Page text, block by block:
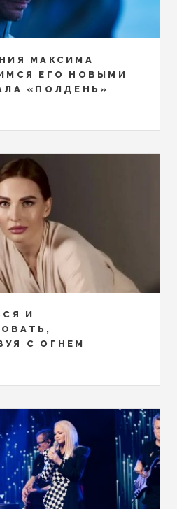
МАКСИМА
ЕГО НОВЫМИ
«ПОЛДЕНЬ»
И
С ОГНЕМ